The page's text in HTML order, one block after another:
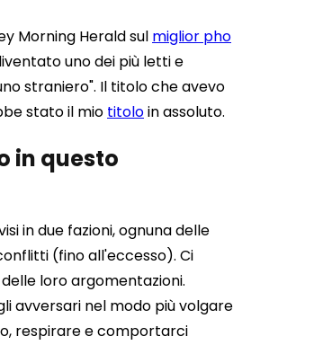
Morning Herald sul miglior pho
uno dei più letti e
straniero". Il titolo che avevo
stato il mio titoloin assoluto.
in questo
in due fazioni, ognuna delle
(fino all'eccesso). Ci
loro argomentazioni.
avversari nel modo più volgare
respirare e comportarci